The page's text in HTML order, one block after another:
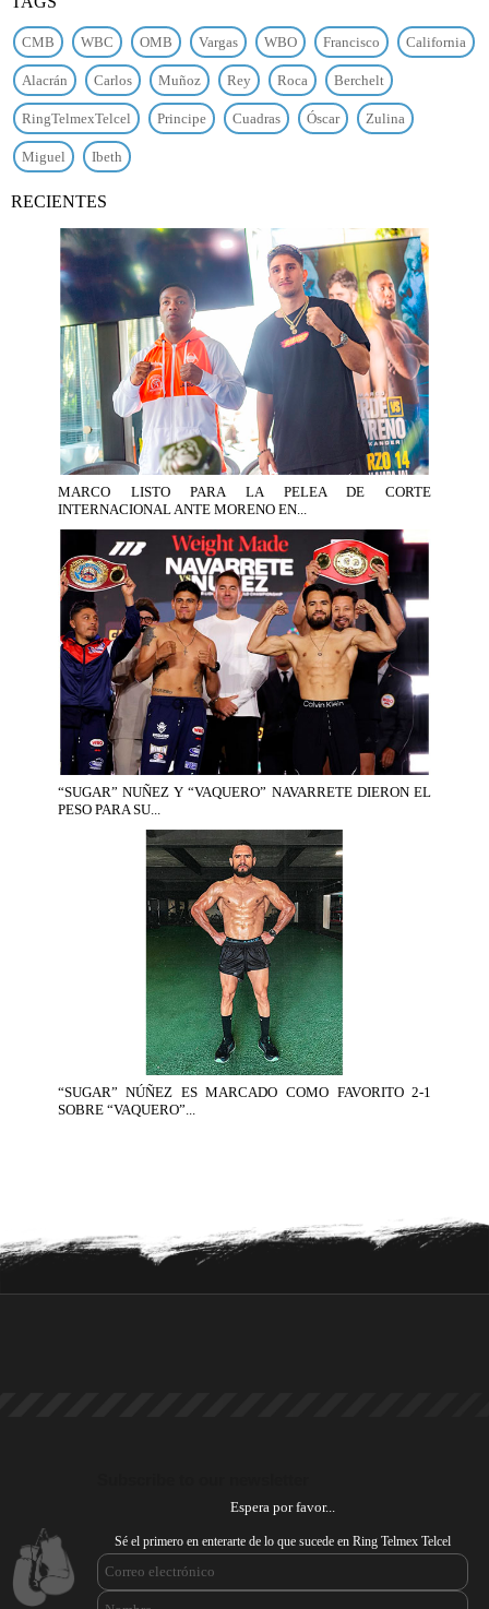
CMB WBC OMB Vargas WBO Francisco California
Alacrán Carlos Muñoz Rey Roca Berchelt
RingTelmexTelcel Principe Cuadras Óscar Zulina
Miguel Ibeth
RECIENTES
MARCO LISTO PARA LA PELEA DE CORTE
INTERNACIONAL ANTE MORENO EN...
“SUGAR” NUÑEZ Y “VAQUERO” NAVARRETE DIERON EL
PESO PARA SU...
“SUGAR” NÚÑEZ ES MARCADO COMO FAVORITO 2-1
SOBRE “VAQUERO”...
Espera por favor...
Sé el primero en enterarte de lo que sucede en Ring Telmex Telcel